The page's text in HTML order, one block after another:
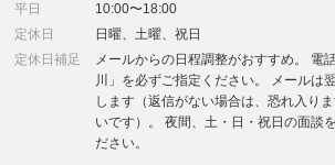
平日
10:00〜18:00
定休日
日曜、土曜、祝日
定休日補足
メールからの日程調整がおすすめ。 電
川」を必ずご指定ください。 メールは
します（返信がない場合は、恐れ入り
いです）。 夜間、土・日・祝日の面談
ださい。